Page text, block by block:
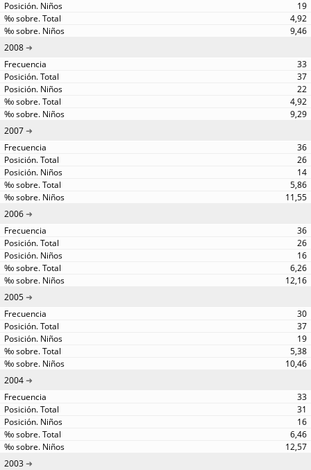
19
4,92
9,46
2008
33
37
22
4,92
9,29
2007
36
26
14
5,86
11,55
2006
36
26
16
6,26
12,16
2005
30
37
19
5,38
10,46
2004
33
31
16
6,46
12,57
2003